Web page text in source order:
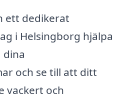
ett dedikerat
i Helsingborg hjälpa
och se till att ditt
vackert och